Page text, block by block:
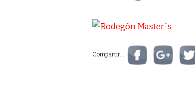
Compartir...